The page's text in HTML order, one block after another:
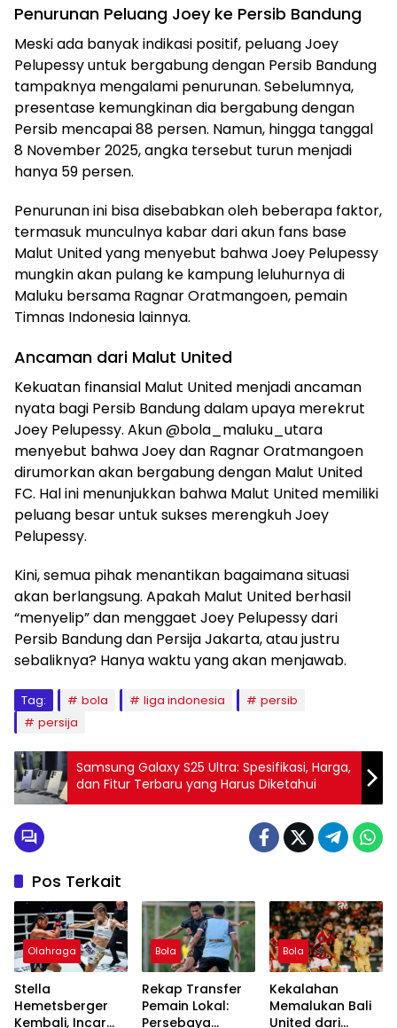
Penurunan Peluang Joey ke Persib Bandung
Meski ada banyak indikasi positif, peluang Joey
Pelupessy untuk bergabung dengan Persib Bandung
tampaknya mengalami penurunan. Sebelumnya,
presentase kemungkinan dia bergabung dengan
Persib mencapai 88 persen. Namun, hingga tanggal
8 November 2025, angka tersebut turun menjadi
hanya 59 persen.
Penurunan ini bisa disebabkan oleh beberapa faktor,
termasuk munculnya kabar dari akun fans base
Malut United yang menyebut bahwa Joey Pelupessy
mungkin akan pulang ke kampung leluhurnya di
Maluku bersama Ragnar Oratmangoen, pemain
Timnas Indonesia lainnya.
Ancaman dari Malut United
Kekuatan finansial Malut United menjadi ancaman
nyata bagi Persib Bandung dalam upaya merekrut
Joey Pelupessy. Akun @bola_maluku_utara
menyebut bahwa Joey dan Ragnar Oratmangoen
dirumorkan akan bergabung dengan Malut United
FC. Hal ini menunjukkan bahwa Malut United memiliki
peluang besar untuk sukses merengkuh Joey
Pelupessy.
Kini, semua pihak menantikan bagaimana situasi
akan berlangsung. Apakah Malut United berhasil
“menyelip” dan menggaet Joey Pelupessy dari
Persib Bandung dan Persija Jakarta, atau justru
sebaliknya? Hanya waktu yang akan menjawab.
Tag: bola liga indonesia
persib
persija
Samsung Galaxy S25 Ultra: Spesifikasi, Harga,
dan Fitur Terbaru yang Harus Diketahui
Pos Terkait
Olahraga
Stella
Hemetsberger
Kembali, Incar
Bola
Rekap Transfer
Pemain Lokal:
Persebaya
Bola
Kekalahan
Memalukan Bali
United dari